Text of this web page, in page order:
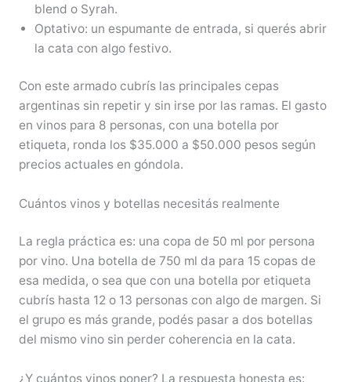
blend o Syrah.
Optativo: un espumante de entrada, si querés abrir
la cata con algo festivo.
Con este armado cubrís las principales cepas
argentinas sin repetir y sin irse por las ramas. El gasto
en vinos para 8 personas, con una botella por
etiqueta, ronda los $35.000 a $50.000 pesos según
precios actuales en góndola.
Cuántos vinos y botellas necesitás realmente
La regla práctica es: una copa de 50 ml por persona
por vino. Una botella de 750 ml da para 15 copas de
esa medida, o sea que con una botella por etiqueta
cubrís hasta 12 o 13 personas con algo de margen. Si
el grupo es más grande, podés pasar a dos botellas
del mismo vino sin perder coherencia en la cata.
¿Y cuántos vinos poner? La respuesta honesta es: